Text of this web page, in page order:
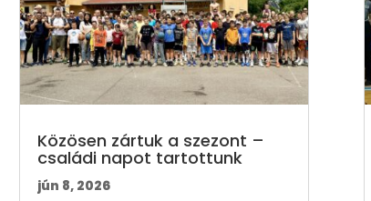
Közösen zártuk a szezont –
családi napot tartottunk
jún 8, 2026